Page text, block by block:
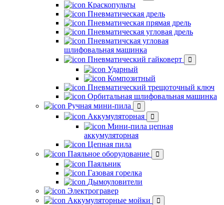
Краскопульты
Пневматическая дрель
Пневматическая прямая дрель
Пневматическая угловая дрель
Пневматичская угловая
шлифовальная машинка
Пневматический гайковерт
Ударный
Композитный
Пневматический трещоточный ключ
Орбитальная шлифовальная машинка
Ручная мини-пила
Аккумуляторная
Мини-пила цепная
аккумуляторная
Цепная пила
Паяльное оборудование
Паяльник
Газовая горелка
Дымоуловители
Электрогравер
Аккумуляторные мойки